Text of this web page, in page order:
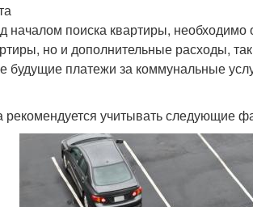
поиска квартиры, необходимо
но и дополнительные расходы,
будущие платежи за коммунальные
рекомендуется учитывать следующие